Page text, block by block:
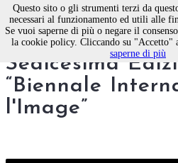
Tre molfettesi
Sedicesima
“Biennale
l'Image”
Questo sito o gli strumenti terzi da
necessari al funzionamento ed utili alle
Se vuoi saperne di più o negare il
la cookie policy. Cliccando su "Accetto"
saperne di più